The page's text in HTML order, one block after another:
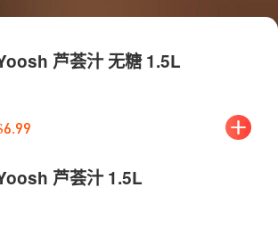
芦荟汁 无糖 1.5L
芦荟汁 1.5L